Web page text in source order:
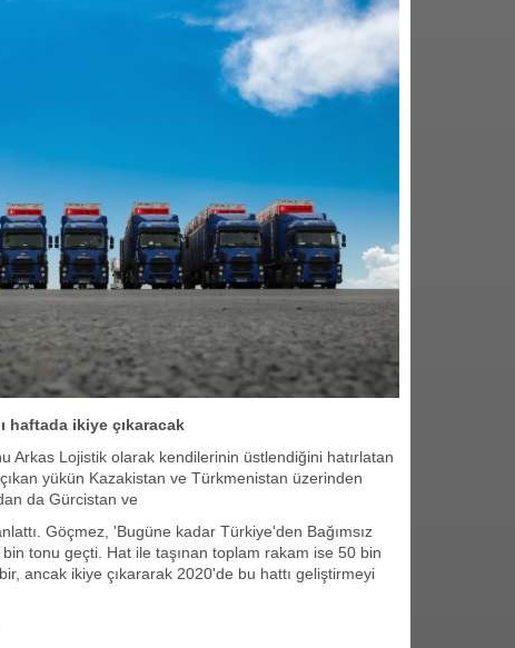
haftada ikiye çıkaracak
Arkas Lojistik olarak kendilerinin üstlendiğini hatırlatan
yükün Kazakistan ve Türkmenistan üzerinden
da Gürcistan ve
Göçmez, 'Bugüne kadar Türkiye'den Bağımsız
bin tonu geçti. Hat ile taşınan toplam rakam ise 50 bin
ancak ikiye çıkararak 2020'de bu hattı geliştirmeyi